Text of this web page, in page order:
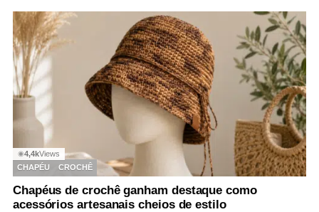
◉4,4kViews
CHAPÉU
CROCHÊ
Chapéus de crochê ganham destaque como
acessórios artesanais cheios de estilo